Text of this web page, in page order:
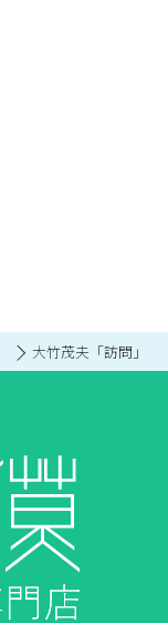
大竹茂夫「訪問」